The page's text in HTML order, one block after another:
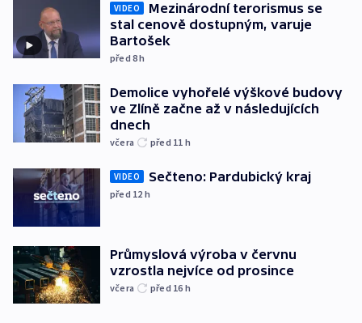
VIDEO
Mezinárodní terorismus se
stal cenově dostupným, varuje
Bartošek
před 8h
Demolice vyhořelé výškové budovy
ve Zlíně začne až v následujících
dnech
včera před 11 h
VIDEO Sečteno: Pardubický kraj
před 12 h
Průmyslová výroba v červnu
vzrostla nejvíce od prosince
včera před 16 h